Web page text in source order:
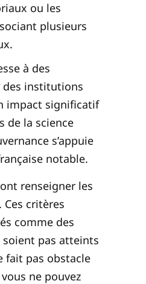
ou les
plusieurs
à des
institutions
impact significatif
de la science
s’appuie
notable.
renseigner les
. Ces critères
comme des
soient pas atteints
fait pas obstacle
ne pouvez